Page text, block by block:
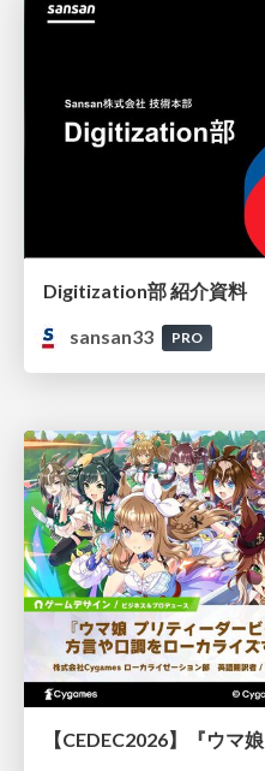
Digitization部 紹介資料
sansan33
PRO